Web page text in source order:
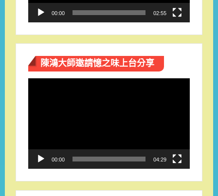
00:00 02:55
陳鴻大師邀請憶之味上台分享
00:00 04:29